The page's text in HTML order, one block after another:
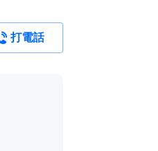
打電話